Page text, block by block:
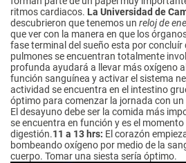
ritmos cardiacos. La Universidad de
descubrieron que tenemos un reloj de
que ver con la manera en que los
fase terminal del sueño esta por concluír
pulmones se encuentran totalmente
profunda ayudará a llevar más oxígeno
función sanguínea y activar el sistema
actividad se encuentra en el intestino
óptimo para comenzar la jornada con un
El desayuno debe ser la comida más
se encuentra en función y es el
digestión.11 a 13 hrs: El corazón
bombeando oxígeno por medio de la
cuerpo. Tomar una siesta sería óptimo.